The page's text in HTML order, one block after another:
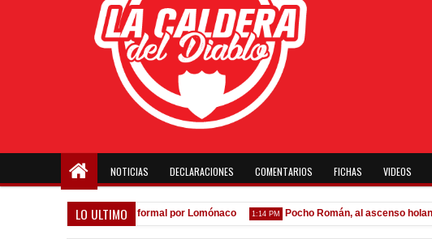
NOTICIAS DECLARACIONES COMENTARIOS FICHAS VIDEOS
LO ULTIMO
la espera de la oferta formal por Lomónaco 1:14 PM Pocho Román, al ascenso holandés